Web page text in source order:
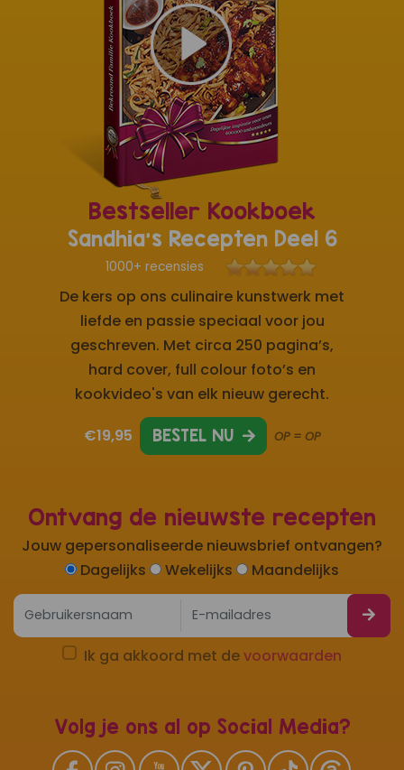
Ontvang de nieuwste recepten
Jouw gepersonaliseerde nieuwsbrief ontvangen?
Dagelijks
Wekelijks Maandelijks
Ik ga akkoord met devoorwaarden
Volg je ons al op Social Media?
Bestseller Kookboek
Sandhia's Recepten Deel 6
1000+ recensies
De kers op ons culinaire kunstwerk met
liefde en passie speciaal voor jou
geschreven. Met circa 250 pagina’s,
hard cover, full colour foto’s en
kookvideo's van elk nieuw gerecht.
€19,95 BESTEL NU OP = OP